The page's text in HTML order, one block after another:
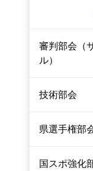
審判部会（
ル）
技術部会
県選手権部
国スポ強化